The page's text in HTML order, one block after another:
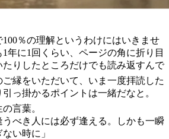
％の理解というわけにはいきませ
年に1回くらい、ページの角に折り目
りしたところだけでも読み返すんで
ご縁をいただいて、いま一度拝読した
っ掛かるポイントは一緒だなと。
言葉。
うべき人には必ず逢える。しかも一瞬
い時に」